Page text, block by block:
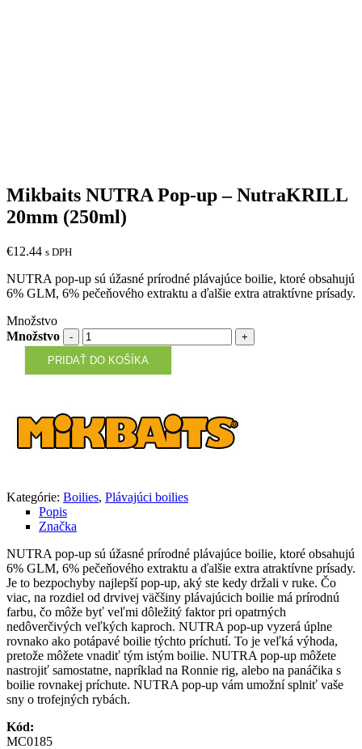
Mikbaits NUTRA Pop-up – NutraKRILL
20mm (250ml)
€12.44 s DPH
NUTRA pop-up sú úžasné prírodné plávajúce boilie, ktoré obsahujú
6% GLM, 6% pečeňového extraktu a ďalšie extra atraktívne prísady.
Množstvo
Množstvo
PRIDAŤ DO KOŠÍKA
Kategórie: Boilies, Plávajúci boilies
Popis
Značka
NUTRA pop-up sú úžasné prírodné plávajúce boilie, ktoré obsahujú
6% GLM, 6% pečeňového extraktu a ďalšie extra atraktívne prísady.
Je to bezpochyby najlepší pop-up, aký ste kedy držali v ruke. Čo
viac, na rozdiel od drvivej väčšiny plávajúcich boilie má prírodnú
farbu, čo môže byť veľmi dôležitý faktor pri opatrných
nedôverčivých veľkých kaproch. NUTRA pop-up vyzerá úplne
rovnako ako potápavé boilie týchto príchutí. To je veľká výhoda,
pretože môžete vnadiť tým istým boilie. NUTRA pop-up môžete
nastrojiť samostatne, napríklad na Ronnie rig, alebo na panáčika s
boilie rovnakej príchute. NUTRA pop-up vám umožní splniť vaše
sny o trofejných rybách.
Kód:
MC0185